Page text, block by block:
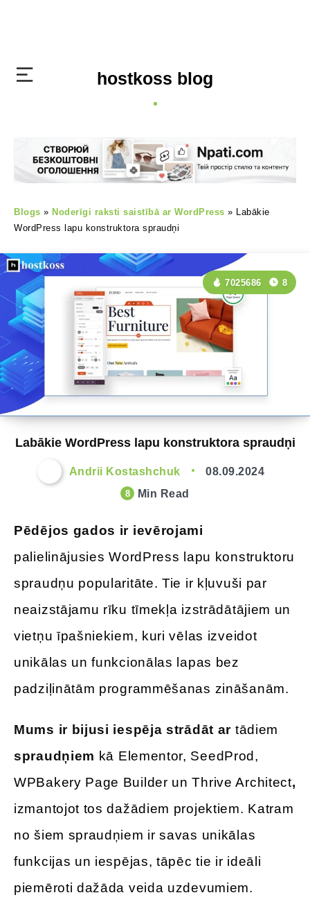
hostkoss blog
Blogs » Noderīgi raksti saistībā ar WordPress » Labākie
WordPress lapu konstruktora spraudņi
Labākie WordPress lapu konstruktora spraudņi
7025686 8
Andrii Kostashchuk 08.09.2024
8 Min Read
Pēdējos gados ir ievērojami
palielinājusies WordPress lapu konstruktoru
spraudņu popularitāte. Tie ir kļuvuši par
neaizstājamu rīku tīmekļa izstrādātājiem un
vietņu īpašniekiem, kuri vēlas izveidot
unikālas un funkcionālas lapas bez
padziļinātām programmēšanas zināšanām.
Mums ir bijusi iespēja strādāt ar tādiem
spraudņiem kā Elementor, SeedProd,
WPBakery Page Builder un Thrive Architect,
izmantojot tos dažādiem projektiem. Katram
no šiem spraudņiem ir savas unikālas
funkcijas un iespējas, tāpēc tie ir ideāli
piemēroti dažāda veida uzdevumiem.